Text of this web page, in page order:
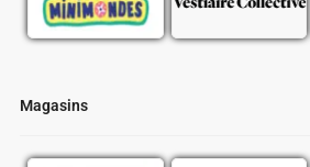
Magasins